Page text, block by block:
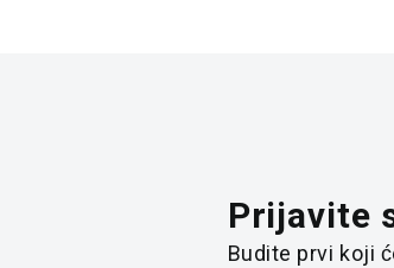
Prijavite
Budite prvi koji